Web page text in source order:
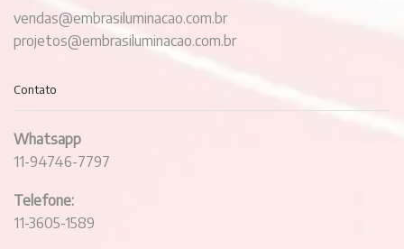
vendas@embrasiluminacao.com.br
projetos@embrasiluminacao.com.br
Contato
Whatsapp
11-94746-7797
Telefone:
11-3605-1589